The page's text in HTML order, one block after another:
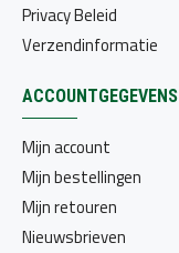
Privacy Beleid
Verzendinformatie
ACCOUNTGEGEVENS
Mijn account
Mijn bestellingen
Mijn retouren
Nieuwsbrieven